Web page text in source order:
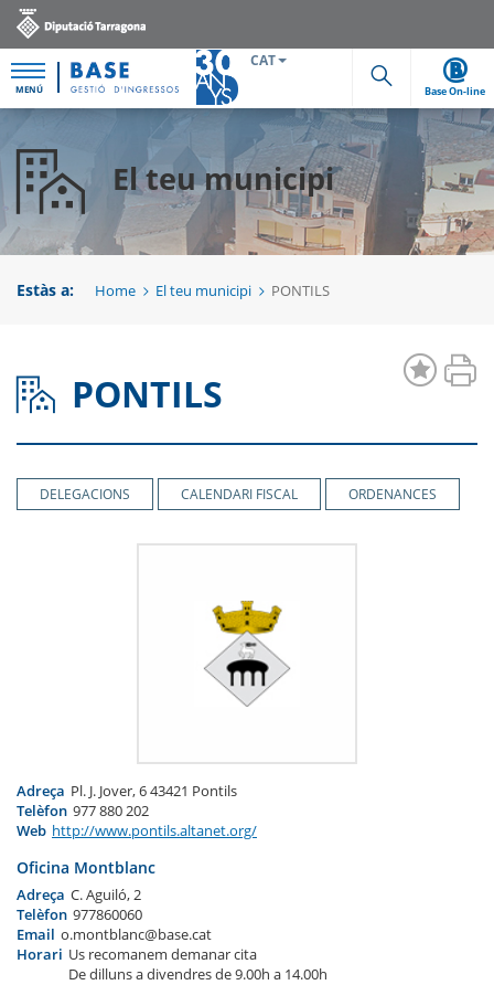
MENÚ
CAT
Cerca
Base On-line
El teu municipi
Estàs a: Home El teu municipi PONTILS
PONTILS
DELEGACIONS CALENDARI FISCAL ORDENANCES
Adreça Pl. J. Jover, 6 43421 Pontils
Telèfon 977 880 202
Web http://www.pontils.altanet.org/
Oficina Montblanc
Adreça C. Aguiló, 2
Telèfon 977860060
Email o.montblanc@base.cat
Horari Us recomanem demanar cita
De dilluns a divendres de 9.00h a 14.00h